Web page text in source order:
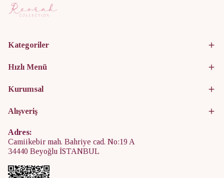
Kategoriler
Hızlı Menü
Kurumsal
Alışveriş
Adres:
Camiikebir mah. Bahriye cad. No:19 A
34440 Beyoğlu İSTANBUL